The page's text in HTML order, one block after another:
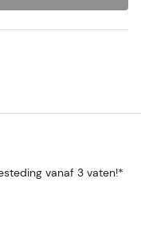
vanaf 3 vaten!*